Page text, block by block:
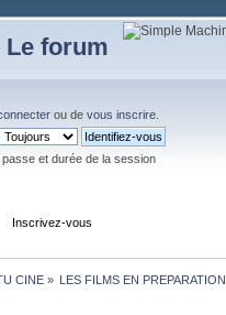
Le forum
ou devous inscrire
et durée de la session
Inscrivez-vous
CINE» LES FILMS EN PREPARATION